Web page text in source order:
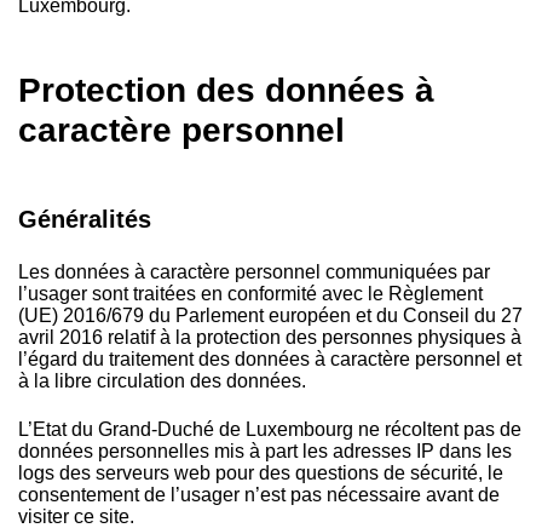
Luxembourg.
Protection des données à
caractère personnel
Généralités
Les données à caractère personnel communiquées par
l’usager sont traitées en conformité avec le Règlement
(UE) 2016/679 du Parlement européen et du Conseil du 27
avril 2016 relatif à la protection des personnes physiques à
l’égard du traitement des données à caractère personnel et
à la libre circulation des données.
L’Etat du Grand-Duché de Luxembourg ne récoltent pas de
données personnelles mis à part les adresses IP dans les
logs des serveurs web pour des questions de sécurité, le
consentement de l’usager n’est pas nécessaire avant de
visiter ce site.